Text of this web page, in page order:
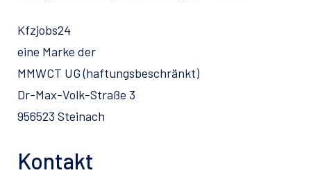
Kfzjobs24
eine Marke der
MMWCT UG (haftungsbeschränkt)
Dr-Max-Volk-Straße 3
956523 Steinach
Kontakt